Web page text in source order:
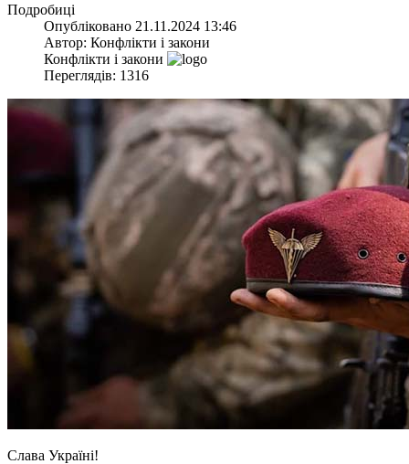
Подробиці
Опубліковано 21.11.2024 13:46
Автор: Конфлікти і закони
Конфлікти і закони
Переглядів: 1316
Слава Україні!